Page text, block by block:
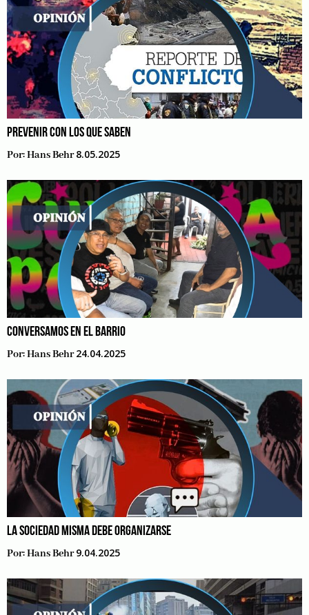
PREVENIR CON LOS QUE SABEN
Por:Hans Behr 8.05.2025
CONVERSAMOS EN EL BARRIO
Por:Hans Behr 24.04.2025
LA SOCIEDAD MISMA DEBE ORGANIZARSE
Por:Hans Behr 9.04.2025